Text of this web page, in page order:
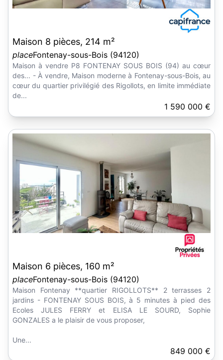
Maison 8 pièces, 214 m²
placeFontenay-sous-Bois (94120)
Maison à vendre P8 FONTENAY SOUS BOIS (94) au cœur
des... - À vendre, Maison moderne à Fontenay-sous-Bois, au
cœur du quartier privilégié des Rigollots, en limite immédiate
de...
1 590 000 €
Maison 6 pièces, 160 m²
placeFontenay-sous-Bois (94120)
Maison Fontenay **quartier RIGOLLOTS** 2 terrasses 2
jardins - FONTENAY SOUS BOIS, à 5 minutes à pied des
Ecoles JULES FERRY et ELISA LE SOURD, Sophie
GONZALES a le plaisir de vous proposer,
Une...
849 000 €